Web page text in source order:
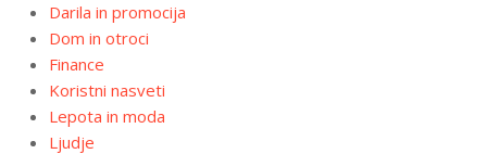
Darila in promocija
Dom in otroci
Finance
Koristni nasveti
Lepota in moda
Ljudje